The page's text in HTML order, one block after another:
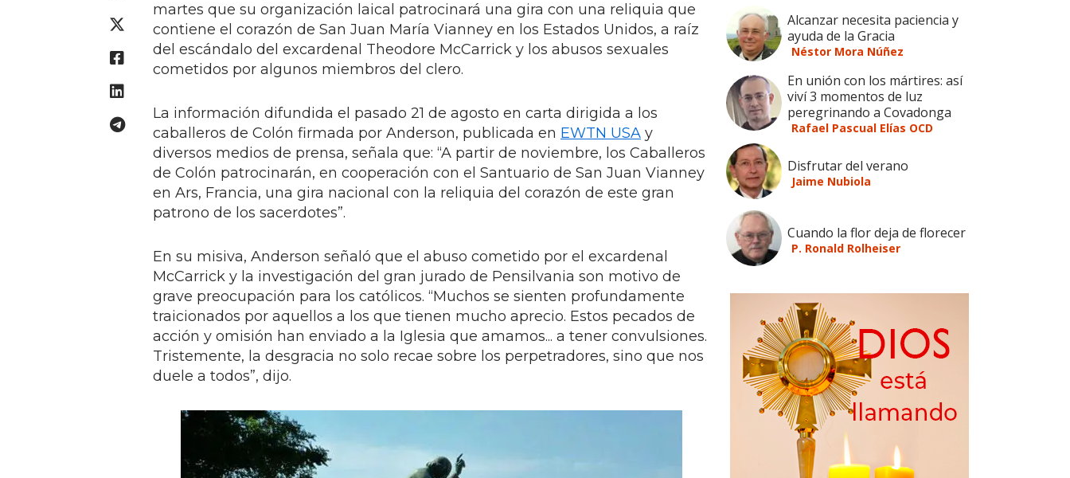
martes que su organización laical patrocinará una gira con una reliquia que
contiene el corazón de San Juan María Vianney en los Estados Unidos, a raíz
del escándalo del excardenal Theodore McCarrick y los abusos sexuales
cometidos por algunos miembros del clero.
La información difundida el pasado 21 de agosto en carta dirigida a los
caballeros de Colón firmada por Anderson, publicada en EWTN USA y
diversos medios de prensa, señala que: “A partir de noviembre, los Caballeros
de Colón patrocinarán, en cooperación con el Santuario de San Juan Vianney
en Ars, Francia, una gira nacional con la reliquia del corazón de este gran
patrono de los sacerdotes”.
En su misiva, Anderson señaló que el abuso cometido por el excardenal
McCarrick y la investigación del gran jurado de Pensilvania son motivo de
grave preocupación para los católicos. “Muchos se sienten profundamente
traicionados por aquellos a los que tienen mucho aprecio. Estos pecados de
acción y omisión han enviado a la Iglesia que amamos... a tener convulsiones.
Tristemente, la desgracia no solo recae sobre los perpetradores, sino que nos
duele a todos”, dijo.
Alcanzar necesita paciencia y
ayuda de la Gracia
Néstor Mora Núñez
En unión con los mártires: así
viví 3 momentos de luz
peregrinando a Covadonga
Rafael Pascual Elías OCD
Disfrutar del verano
Jaime Nubiola
Cuando la flor deja de florecer
P. Ronald Rolheiser